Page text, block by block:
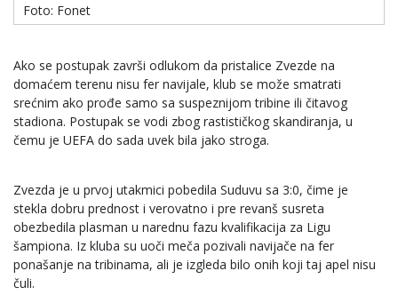
Foto: Fonet
Ako se postupak završi odlukom da pristalice Zvezde na
domaćem terenu nisu fer navijale, klub se može smatrati
srećnim ako prođe samo sa suspeznijom tribine ili čitavog
stadiona. Postupak se vodi zbog rastističkog skandiranja, u
čemu je UEFA do sada uvek bila jako stroga.
Zvezda je u prvoj utakmici pobedila Suduvu sa 3:0, čime je
stekla dobru prednost i verovatno i pre revanš susreta
obezbedila plasman u narednu fazu kvalifikacija za Ligu
šampiona. Iz kluba su uoči meča pozivali navijače na fer
ponašanje na tribinama, ali je izgleda bilo onih koji taj apel nisu
čuli.